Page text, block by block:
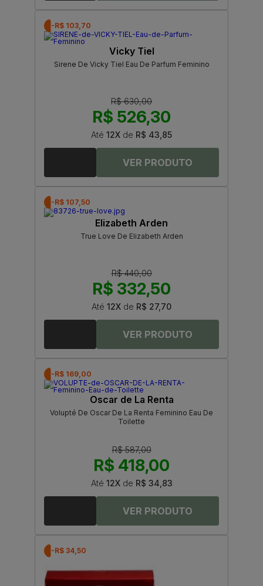
-R$ 103,70
Vicky Tiel
Sirene De Vicky Tiel Eau De Parfum Feminino
R$ 630,00
R$ 526,30
Até 12X de R$ 43,85
-R$ 107,50
Elizabeth Arden
True Love De Elizabeth Arden
R$ 440,00
R$ 332,50
Até 12X de R$ 27,70
-R$ 169,00
Oscar de La Renta
Volupté De Oscar De La Renta Feminino Eau De
Toilette
R$ 587,00
R$ 418,00
Até 12Xde R$ 34,83
-R$ 34,50